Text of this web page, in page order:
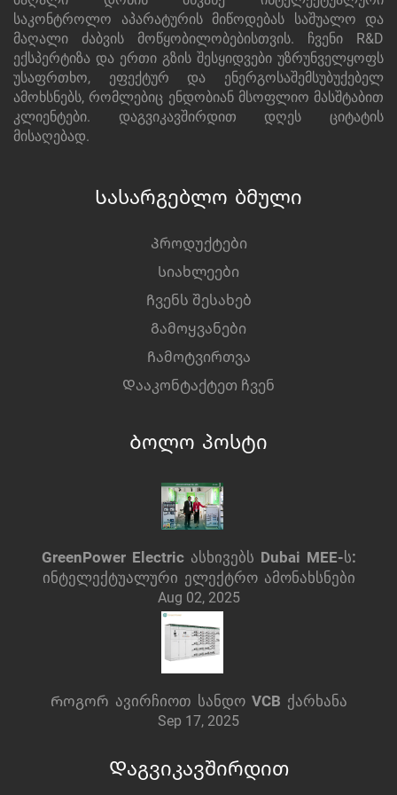
საკონტროლო აპარატურის მიწოდებას საშუალო და
მაღალი ძაბვის მოწყობილობებისთვის. ჩვენი R&D
ექსპერტიზა და ერთი გზის შესყიდვები უზრუნველყოფს
უსაფრთხო, ეფექტურ და ენერგოსაშემსუბუქებელ
ამოხსნებს, რომლებიც ენდობიან მსოფლიო მასშტაბით
კლიენტები. დაგვიკავშირდით დღეს ციტატის
მისაღებად.
Სასარგებლო ბმული
Პროდუქტები
Სიახლეები
Ჩვენს შესახებ
Გამოყვანები
Ჩამოტვირთვა
Დააკონტაქტეთ ჩვენ
Ბოლო პოსტი
GreenPower Electric ასხივებს Dubai MEE-ს:
ინტელექტუალური ელექტრო ამონახსნები
Aug 02, 2025
Როგორ ავირჩიოთ სანდო VCB ქარხანა
Sep 17, 2025
Დაგვიკავშირდით